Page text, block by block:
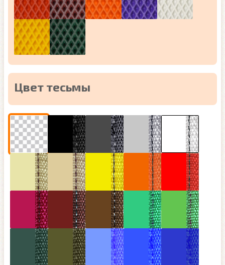
Цвет тесьмы